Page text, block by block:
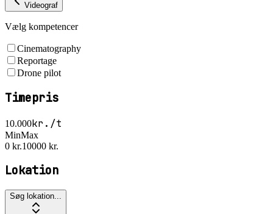
Videograf
Vælg kompetencer
Cinematography
Reportage
Drone pilot
Timepris
10.000kr./t
MinMax
0 kr.10000 kr.
Lokation
Søg lokation...